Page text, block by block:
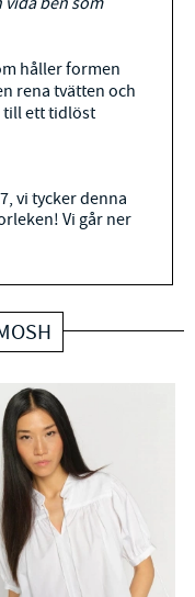
håller formen
rena tvätten och
till ett tidlöst
vi tycker denna
Vi går ner